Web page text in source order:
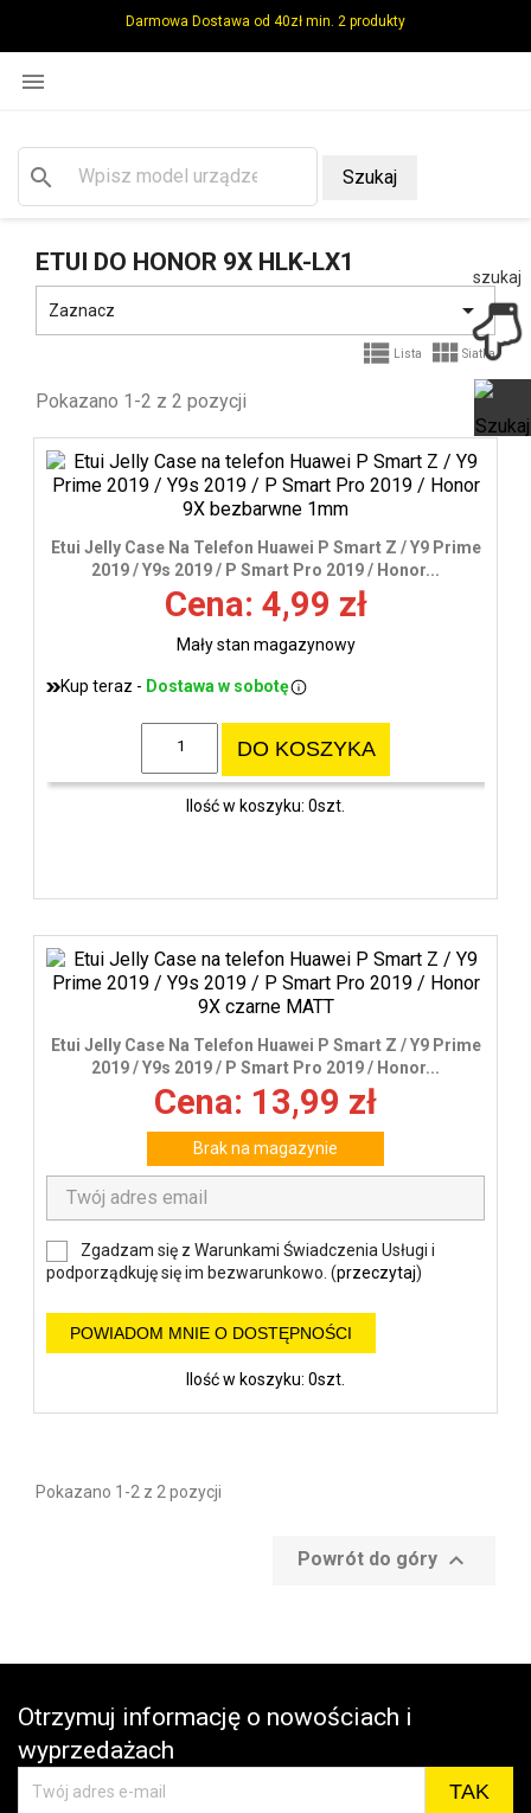
Darmowa Dostawa od 40zł min. 2 produkty

search Szukaj
ETUI DO HONOR 9X HLK-LX1
Zaznacz 
 Lista  Siatka
Pokazano 1-2 z 2 pozycji
Etui Jelly Case Na Telefon Huawei P Smart Z / Y9 Prime
2019 / Y9s 2019 / P Smart Pro 2019 / Honor...
Cena: 4,99 zł
Mały stan magazynowy
Kup teraz - Dostawa w sobotę
DO KOSZYKA
Ilość w koszyku: 0szt.
Etui Jelly Case Na Telefon Huawei P Smart Z / Y9 Prime
2019 / Y9s 2019 / P Smart Pro 2019 / Honor...
Cena: 13,99 zł
Brak na magazynie
Zgadzam się z Warunkami Świadczenia Usługi i
podporządkuję się im bezwarunkowo. (przeczytaj)
POWIADOM MNIE O DOSTĘPNOŚCI
Ilość w koszyku: 0szt.
Pokazano 1-2 z 2 pozycji
Powrót do góry 
Otrzymuj informację o nowościach i
wyprzedażach
szukaj